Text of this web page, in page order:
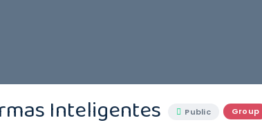
Inteligentes Public Group